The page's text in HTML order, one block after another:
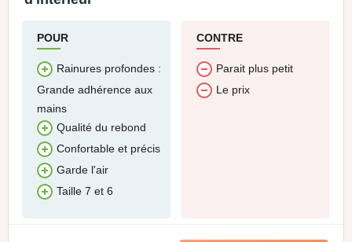
POUR
Rainures profondes :
Grande adhérence aux
mains
Qualité du rebond
Confortable et précis
Garde l'air
Taille 7 et 6
CONTRE
Parait plus petit
Le prix